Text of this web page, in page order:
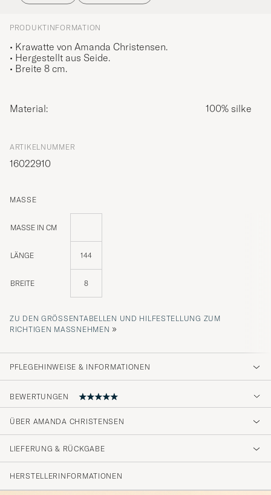
PRODUKTINFORMATION
• Krawatte von Amanda Christensen.
• Hergestellt aus Seide.
• Breite 8 cm.
Material: 100% silke
ARTIKELNUMMER
16022910
MASSE
MASSE IN CM
LÄNGE 144
BREITE 8
ZU DEN GRÖSSENTABELLEN UND HILFESTELLUNG ZUM R
ICHTIGEN MASSNEHMEN
»
PFLEGEHINWEISE & INFORMATIONEN
BEWERTUNGEN
Op tijd. Kwaliteit. Zoals omschreven TOP
GERRIT N GEKAUFT AM AUF CAREOFCARL.COM
ÜBER AMANDA CHRISTENSEN
LIEFERUNG & RÜCKGABE
HERSTELLERINFORMATIONEN